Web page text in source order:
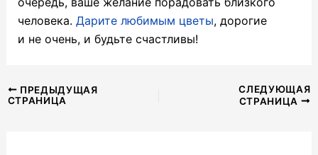
человека. Дарите любимым цветы, дорогие
и не очень, и будьте счастливы!
Навигация
по
ПРЕДЫДУЩАЯ
СТРАНИЦА
СЛЕДУЮЩАЯ
СТРАНИЦА